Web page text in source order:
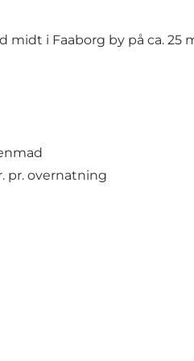
midt i Faaborg by på ca. 25
pr. overnatning